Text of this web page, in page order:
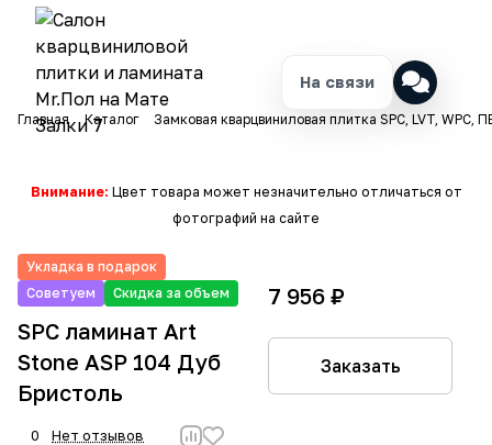
Главная Каталог Замковая кварцвиниловая плитка SPC, LVT, WPC,
Внимание: Цвет товара может незначительно отличаться от
фотографий на сайте
Укладка в подарок
Советуем
Скидка за объем
SPC ламинат Art
Stone ASP 104 Дуб
Бристоль
0
Нет отзывов
7 956 ₽
Заказать
На связи